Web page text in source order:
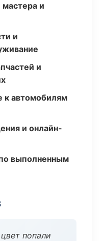
и
и
и
к автомобилям
и онлайн-
выполненным
попали